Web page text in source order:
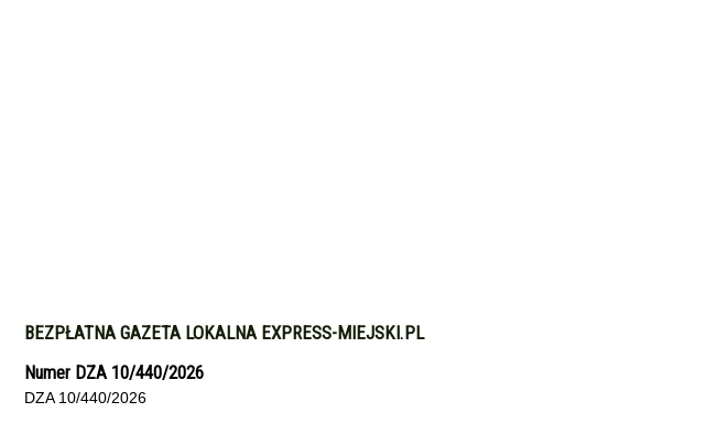
BEZPŁATNA GAZETA LOKALNA EXPRESS-MIEJSKI.PL
Numer DZA 10/440/2026
DZA 10/440/2026